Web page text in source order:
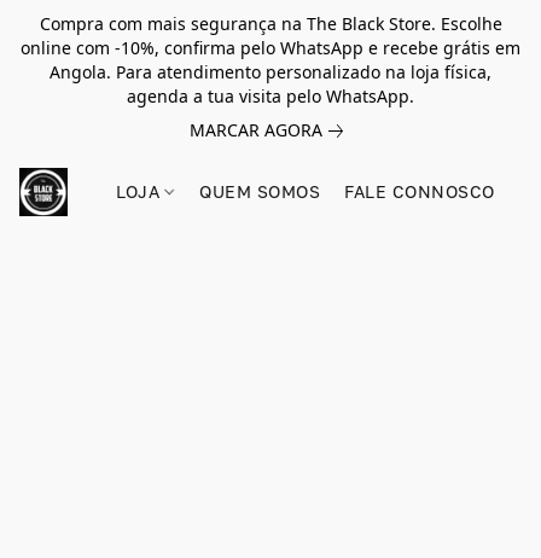
Compra com mais segurança na The Black Store. Escolhe
online com -10%, confirma pelo WhatsApp e recebe grátis em
Angola. Para atendimento personalizado na loja física,
agenda a tua visita pelo WhatsApp.
MARCAR AGORA
LOJA QUEM SOMOS FALE CONNOSCO